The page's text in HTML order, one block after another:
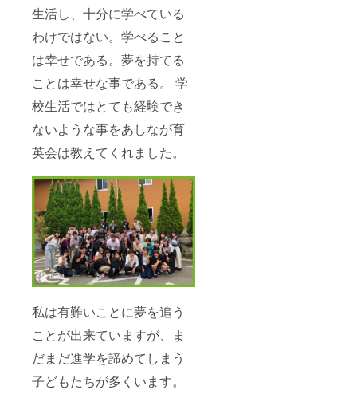
生活し、十分に学べている
わけではない。学べること
は幸せである。夢を持てる
ことは幸せな事である。 学
校生活ではとても経験でき
ないような事をあしなが育
英会は教えてくれました。
私は有難いことに夢を追う
ことが出来ていますが、ま
だまだ進学を諦めてしまう
子どもたちが多くいます。